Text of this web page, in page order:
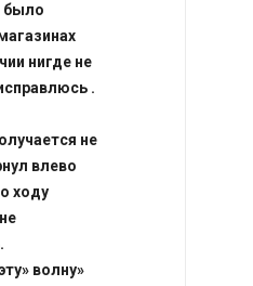
было
нигде не
.
не
влево
ходу
волну»